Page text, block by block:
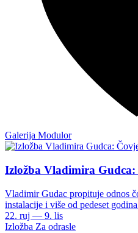
Galerija Modulor
Izložba Vladimira
Vladimir Gudac propituje odnos
instalacije i više od pedeset
22. ruj — 9. lis
Izložba Za odrasle